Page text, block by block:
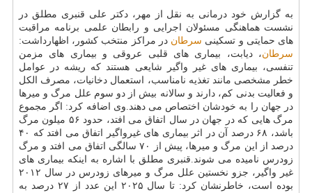
به گزارش خود درمانی به نقل از مهر، دكتر علی قنبری مطلق در
نشست هماهنگی مسئولان اجرایی و رابطان علمی برنامه مراقبت
های حمایتی و تسكینی سرطان در مراكز منتخب كشور، اظهارداشت:
سرطان، دیابت، بیماری های قلبی عروقی و بیماری های مزمن
تنفسی، بیماری های غیر واگیر شایعی هستند كه ریشه در عوامل
خطر مشخصی مانند تغذیه نامناسب، استعمال دخانیات، مصرف الكل
و فعالیت بدنی كم، دارند و سالانه بیش از دو سوم علل مرگ و میرها
در جهان را به خودشان اختصاص می دهند.وی اضافه كرد: اگر مجموع
مرگ هایی كه در جهان در سال اتفاق می افتد، حدود ۵۶ میلون مرگ
باشد، ۶۸ درصد آن در اثر بیماری های غیرواگیر اتفاق می افتد كه ۴۰
درصد از این مرگ و میرها، پیش از ۷۰ سالگی اتفاق می افتد و مرگ
زودرس نامیده می شوند.قنبری مطلق با اشاره به اینكه بیماری های
غیر واگیر، جزو نخستین علل مرگ و میرهای زودرس در سال ۲۰۱۲
بوده است، خاطرنشان كرد: تا سال ۲۰۲۵ این عدد از ۲۷ درصد به